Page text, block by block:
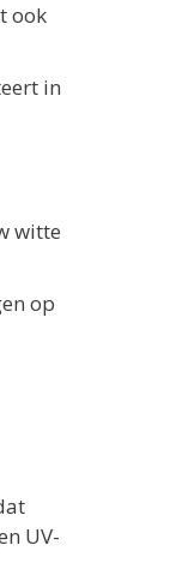
ook
in
witte
op
UV-